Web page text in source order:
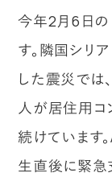
今年2月6日の
す。隣国シリ
した震災では
人が居住用コ
続けています
生直後に緊急